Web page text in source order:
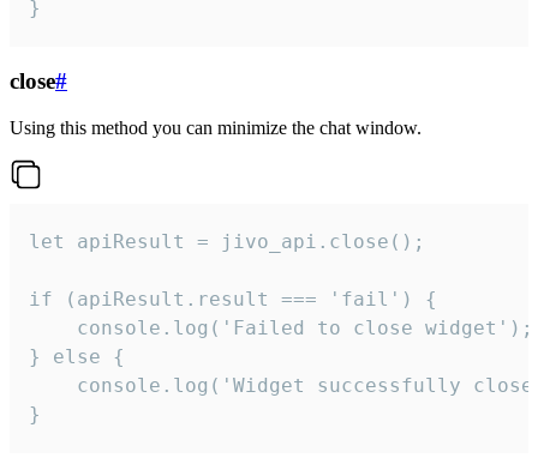
}
close#
Using this method you can minimize the chat window.
let apiResult = jivo_api.close();
if (apiResult.result === 'fail') {
    console.log('Failed to close widget');
} else {
console.log('Widget successfully
}